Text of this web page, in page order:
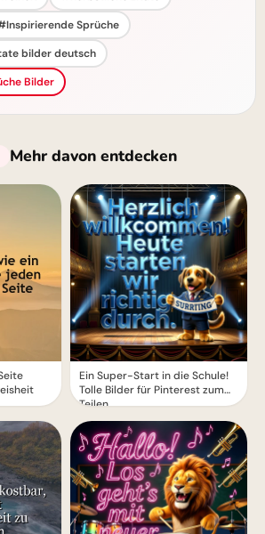
Sprüche
bilder deutsch
Bilder
Mehr davon entdecken
Ein Super-Start in die Schule!
Tolle Bilder für Pinterest zum
Teilen.